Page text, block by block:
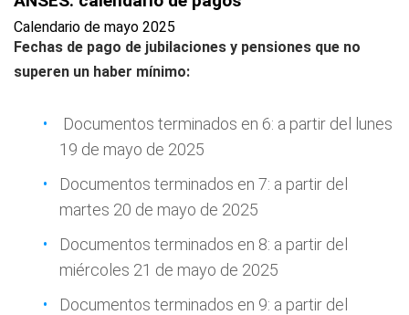
Calendario de mayo 2025
Fechas de pago de jubilaciones y pensiones que no
superen un haber mínimo:
Documentos terminados en 6: a partir del lunes
19 de mayo de 2025
Documentos terminados en 7: a partir del
martes 20 de mayo de 2025
Documentos terminados en 8: a partir del
miércoles 21 de mayo de 2025
Documentos terminados en 9: a partir del